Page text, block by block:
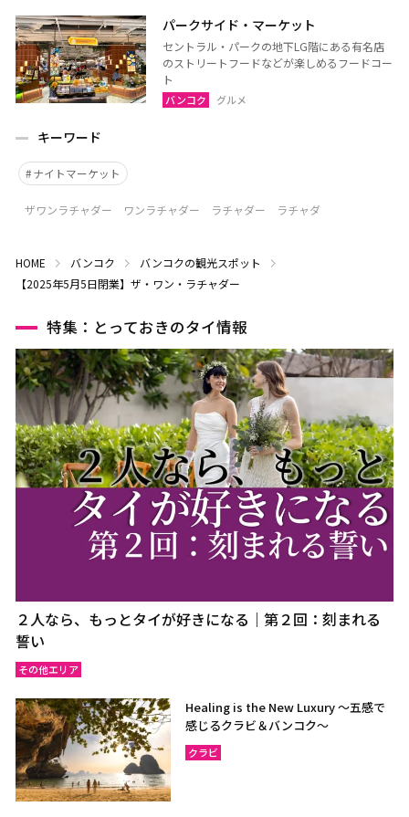
パークサイド・マーケット
セントラル・パークの地下LG階にある有名店
のストリートフードなどが楽しめるフードコー
ト
バンコク グルメ
キーワード
ナイトマーケット
ザワンラチャダー ワンラチャダー ラチャダー ラチャダ
HOME バンコク
バンコクの観光スポット
【2025年5月5日閉業】ザ・ワン・ラチャダー
特集：とっておきのタイ情報
２人なら、もっとタイが好きになる｜第２回：刻まれる
誓い
その他エリア
Healing is the New Luxury ～五感で
感じるクラビ＆バンコク～
クラビ